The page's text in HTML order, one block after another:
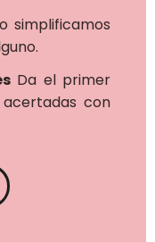
simplificamos
Da el primer
acertadas con